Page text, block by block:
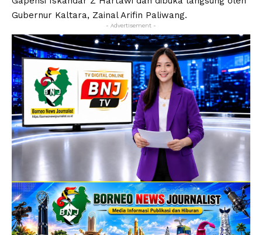
Gubernur Kaltara, Zainal Arifin Paliwang.
- Advertisement -